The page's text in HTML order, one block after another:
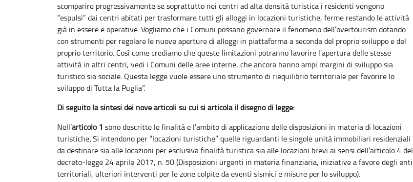
scomparire progressivamente se soprattutto nei centri ad alta densità turistica i residenti vengono
“espulsi” dai centri abitati per trasformare tutti gli alloggi in locazioni turistiche, ferme restando le attività
già in essere e operative. Vogliamo che i Comuni possano governare il fenomeno dell’overtourism dotando
con strumenti per regolare le nuove aperture di alloggi in piattaforma a seconda del proprio sviluppo e del
proprio territorio. Così come crediamo che queste limitazioni potranno favorire l’apertura delle stesse
attività in altri centri, vedi i Comuni delle aree interne, che ancora hanno ampi margini di sviluppo sia
turistico sia sociale. Questa legge vuole essere uno strumento di riequilibrio territoriale per favorire lo
sviluppo di Tutta la Puglia”.
Di seguito la sintesi dei nove articoli su cui si articola il disegno di legge:
Nell’articolo 1 sono descritte le finalità e l’ambito di applicazione delle disposizioni in materia di locazioni
turistiche.Si intendono per “locazioni turistiche” quelle riguardanti le singole unità immobiliari residenziali
da destinare sia alle locazioni per esclusiva finalità turistica sia alle locazioni brevi ai sensi dell’articolo 4 del
decreto-legge 24 aprile 2017, n. 50 (Disposizioni urgenti in materia finanziaria, iniziative a favore degli enti
territoriali, ulteriori interventi per le zone colpite da eventi sismici e misure per lo sviluppo).